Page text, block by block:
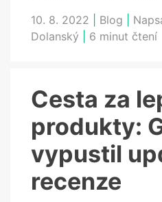
10. 8. 2022
Blog
Dolanský
6 minut čtení
Cesta za
produkty:
vypustil
recenze